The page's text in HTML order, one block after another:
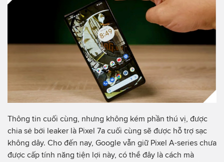
Thông tin cuối cùng, nhưng không kém phần thú vị, được
chia sẻ bởi leaker là Pixel 7a cuối cùng sẽ được hỗ trợ sạc
không dây. Cho đến nay, Google vẫn giữ Pixel A-series chưa
được cấp tính năng tiện lợi này, có thể đây là cách mà